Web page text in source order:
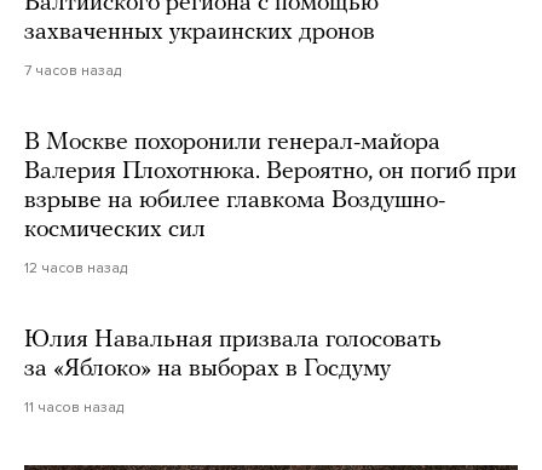
захваченных украинских дронов
7 часов назад
В Москве похоронили генерал-майора
Валерия Плохотнюка. Вероятно, он погиб при
взрыве на юбилее главкома Воздушно-
космических сил
12 часов назад
Юлия Навальная призвала голосовать
за «Яблоко» на выборах в Госдуму
11 часов назад